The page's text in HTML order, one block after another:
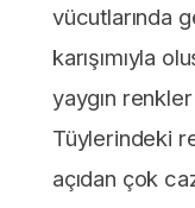
vücutlarında
karışımıyla
yaygın renkler
Tüylerindeki
açıdan çok